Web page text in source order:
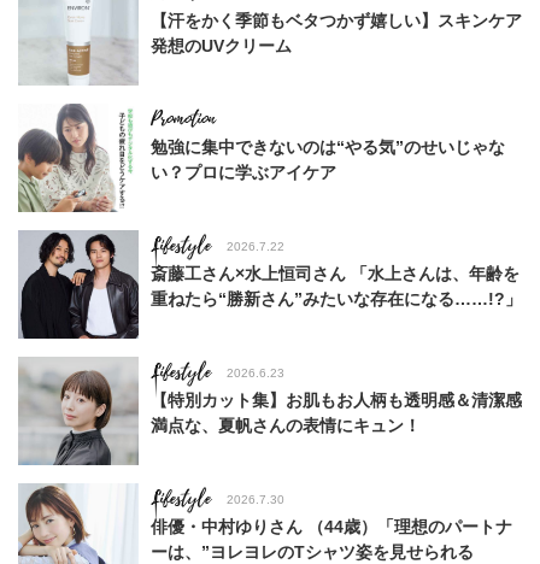
【汗をかく季節もベタつかず嬉しい】スキンケア
発想のUVクリーム
勉強に集中できないのは“やる気”のせいじゃな
い？プロに学ぶアイケア
Lifestyle 2026.7.22
斎藤工さん×水上恒司さん 「水上さんは、年齢を
重ねたら“勝新さん”みたいな存在になる……!?」
Lifestyle 2026.6.23
【特別カット集】お肌もお人柄も透明感＆清潔感
満点な、夏帆さんの表情にキュン！
Lifestyle 2026.7.30
俳優・中村ゆりさん （44歳）「理想のパートナ
ーは、”ヨレヨレのTシャツ姿を見せられる